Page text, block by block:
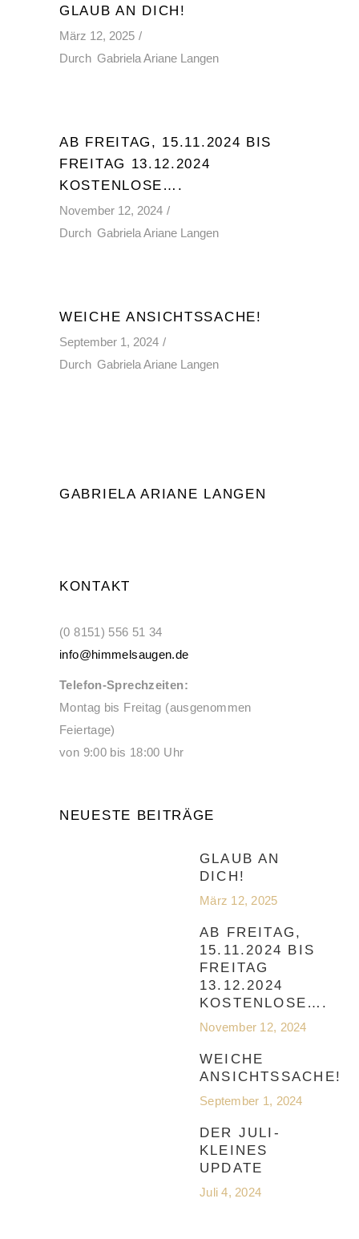
GLAUB AN DICH!
März 12, 2025
Durch Gabriela Ariane Langen
AB FREITAG, 15.11.2024 BIS
FREITAG 13.12.2024
KOSTENLOSE….
November 12, 2024
Durch Gabriela Ariane Langen
WEICHE ANSICHTSSACHE!
September 1, 2024
Durch Gabriela Ariane Langen
GABRIELA ARIANE LANGEN
KONTAKT
(0 8151) 556 51 34
info@himmelsaugen.de
Telefon-Sprechzeiten:
Montag bis Freitag (ausgenommen
Feiertage)
von 9:00 bis 18:00 Uhr
NEUESTE BEITRÄGE
GLAUB AN
DICH!
März 12, 2025
AB FREITAG,
15.11.2024 BIS
FREITAG
13.12.2024
KOSTENLOSE….
November 12, 2024
WEICHE
ANSICHTSSACHE!
September 1, 2024
DER JULI-
KLEINES
UPDATE
Juli 4, 2024